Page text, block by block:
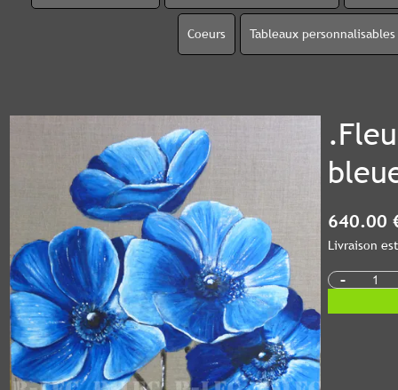
Coeurs Tableaux personnalisables
640.00
Livraison
-